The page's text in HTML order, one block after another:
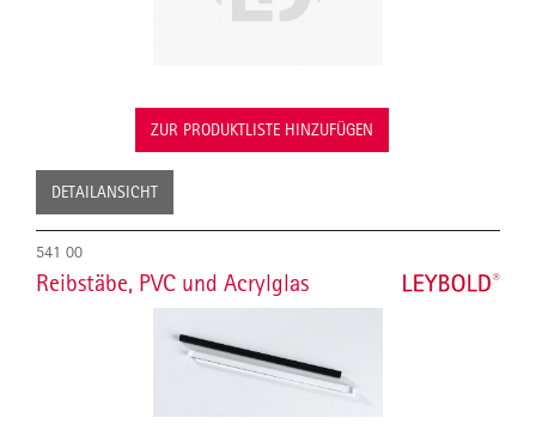
ZUR PRODUKTLISTE HINZUFÜGEN
DETAILANSICHT
541 00
Reibstäbe, PVC und Acrylglas